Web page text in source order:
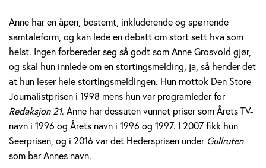
s
v
o
l
d
Anne har en åpen, bestemt, inkluderende og spørrende
samtaleform, og kan lede en debatt om stort sett hva som
helst. Ingen forbereder seg så godt som Anne Grosvold gjør,
og skal hun innlede om en stortingsmelding, ja, så hender det
at hun leser hele stortingsmeldingen. Hun mottok Den Store
Journalistprisen i 1998 mens hun var programleder for
Redaksjon 21. Anne har dessuten vunnet priser som Årets TV-
navn i 1996 og Årets navn i 1996 og 1997. I 2007 fikk hun
Seerprisen, og i 2016 var det Hedersprisen underGullruten
som bar Annes navn.